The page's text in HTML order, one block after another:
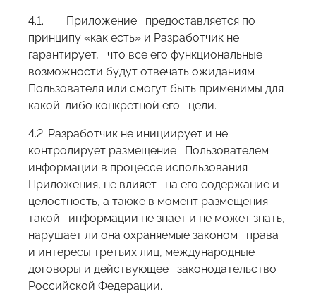
4.1.
Приложение предоставляется по
принципу «как есть» и Разработчик не
гарантирует, что все его функциональные
возможности будут отвечать ожиданиям
Пользователя или смогут быть применимы для
какой-либо конкретной его цели.
4.2. Разработчик не инициирует и не
контролирует размещение Пользователем
информации в процессе использования
Приложения, не влияет на его содержание и
целостность, а также в момент размещения
такой информации не знает и не может знать,
нарушает ли она охраняемые законом права
и интересы третьих лиц, международные
договоры и действующее законодательство
Российской Федерации.